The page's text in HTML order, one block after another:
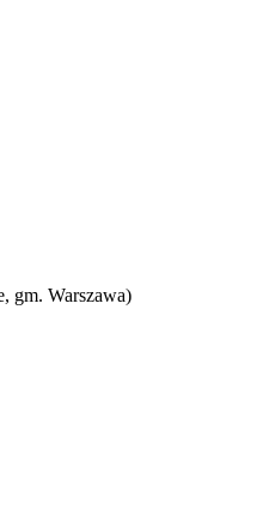
gm. Warszawa)